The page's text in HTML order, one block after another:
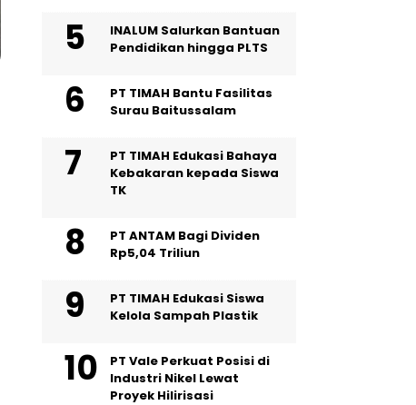
INALUM Salurkan Bantuan
Pendidikan hingga PLTS
PT TIMAH Bantu Fasilitas
Surau Baitussalam
PT TIMAH Edukasi Bahaya
Kebakaran kepada Siswa
TK
PT ANTAM Bagi Dividen
Rp5,04 Triliun
PT TIMAH Edukasi Siswa
Kelola Sampah Plastik
PT Vale Perkuat Posisi di
Industri Nikel Lewat
Proyek Hilirisasi